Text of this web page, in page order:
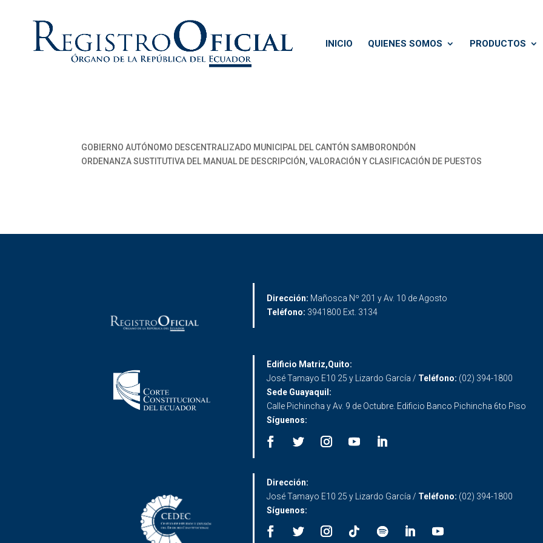
INICIO QUIENES SOMOS PRODUCTOS
GOBIERNO AUTÓNOMO DESCENTRALIZADO MUNICIPAL DEL CANTÓN SAMBORONDÓN
ORDENANZA SUSTITUTIVA DEL MANUAL DE DESCRIPCIÓN, VALORACIÓN Y CLASIFICACIÓN DE PUESTOS
Dirección: Mañosca Nº 201 y Av. 10 de Agosto
Teléfono: 3941800 Ext. 3134
Edificio Matriz,Quito:
José Tamayo E10 25 y Lizardo García / Teléfono: (02) 394-1800
Sede Guayaquil:
Calle Pichincha y Av. 9 de Octubre. Edificio Banco Pichincha 6to Piso
Síguenos:
Dirección:
José Tamayo E10 25 y Lizardo García / Teléfono: (02) 394-1800
Síguenos: